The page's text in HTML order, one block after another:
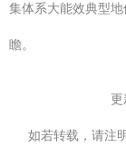
集体系大能效典型
瞻。
更
如若转载，请注